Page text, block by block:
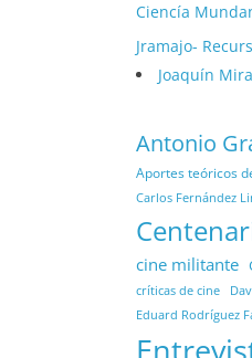
Ciencía
Jramajo-
Joaquín
Antonio
Aportes teóricos
Carlos Fernández
cine militante
críticas de cine
Eduard Rodríguez